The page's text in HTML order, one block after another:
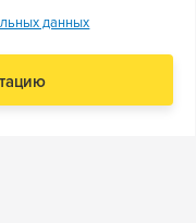
данных